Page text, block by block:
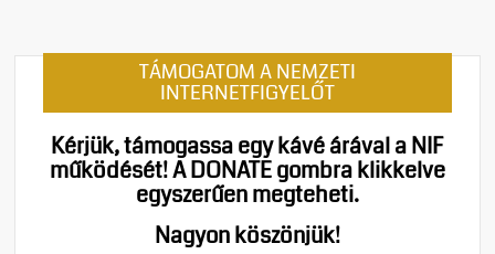
TÁMOGATOM A NEMZETI
INTERNETFIGYELŐT
Kérjük, támogassa egy kávé árával a NIF
működését!A DONATE gombra klikkelve
egyszerűen megteheti.
Nagyon köszönjük!